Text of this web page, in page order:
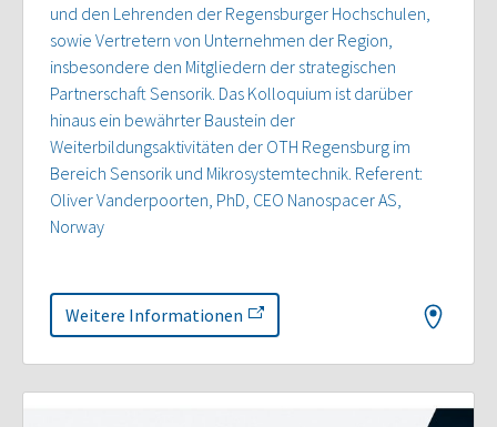
und den Lehrenden der Regensburger Hochschulen,
sowie Vertretern von Unternehmen der Region,
insbesondere den Mitgliedern der strategischen
Partnerschaft Sensorik. Das Kolloquium ist darüber
hinaus ein bewährter Baustein der
Weiterbildungsaktivitäten der OTH Regensburg im
Bereich Sensorik und Mikrosystemtechnik. Referent:
Oliver Vanderpoorten, PhD, CEO Nanospacer AS,
Norway
Weitere Informationen